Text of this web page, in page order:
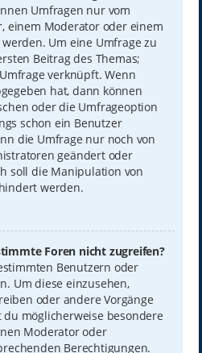
Umfragen nur vom
einem Moderator oder einem
Um eine Umfrage zu
Beitrag des Themas;
verknüpft. Wenn
hat, dann können
oder die Umfrageoption
schon ein Benutzer
die Umfrage nur noch von
geändert oder
soll die Manipulation von
werden.
Foren nicht zugreifen?
Benutzern oder
Um diese einzusehen,
oder andere Vorgänge
möglicherweise besondere
Moderator oder
Berechtigungen.